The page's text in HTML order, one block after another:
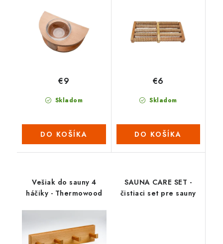
Skladom
€9
DO KOŠÍKA
Skladom
€6
DO KOŠÍKA
Vešiak do sauny 4
háčiky - Thermowood
SAUNA CARE SET -
čistiaci set pre sauny